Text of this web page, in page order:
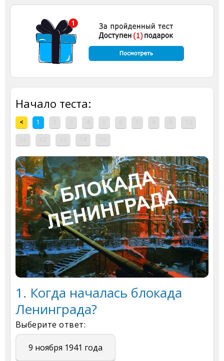
Начало теста:
< 1
1. Когда началась блокада
Ленинграда?
Выберите ответ:
9 ноября 1941 года